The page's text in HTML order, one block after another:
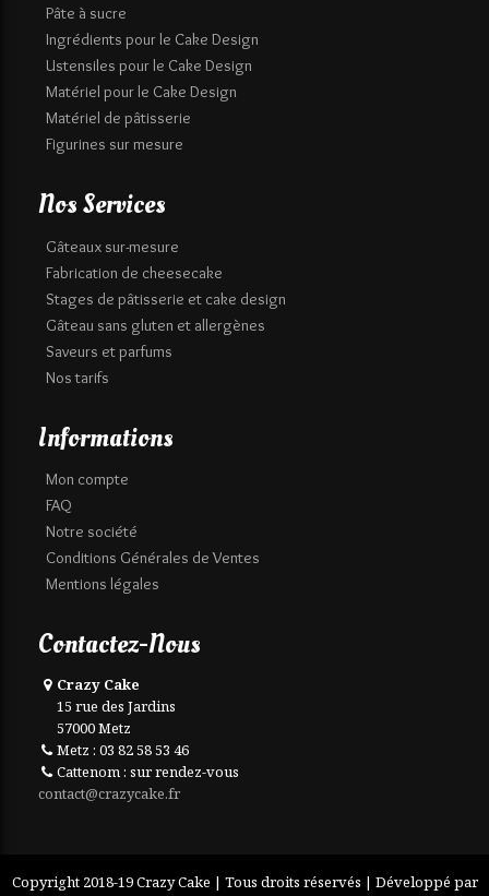
Pâte à sucre
Ingrédients pour le Cake Design
Ustensiles pour le Cake Design
Matériel pour le Cake Design
Matériel de pâtisserie
Figurines sur mesure
Nos Services
Gâteaux sur-mesure
Fabrication de cheesecake
Stages de pâtisserie et cake design
Gâteau sans gluten et allergènes
Saveurs et parfums
Nos tarifs
Informations
Mon compte
FAQ
Notre société
Conditions Générales de Ventes
Mentions légales
Contactez-Nous
Crazy Cake
15 rue des Jardins
57000 Metz
Metz : 03 82 58 53 46
Cattenom : sur rendez-vous
contact@crazycake.fr
Copyright 2018-19 Crazy Cake | Tous droits réservés | Développé par